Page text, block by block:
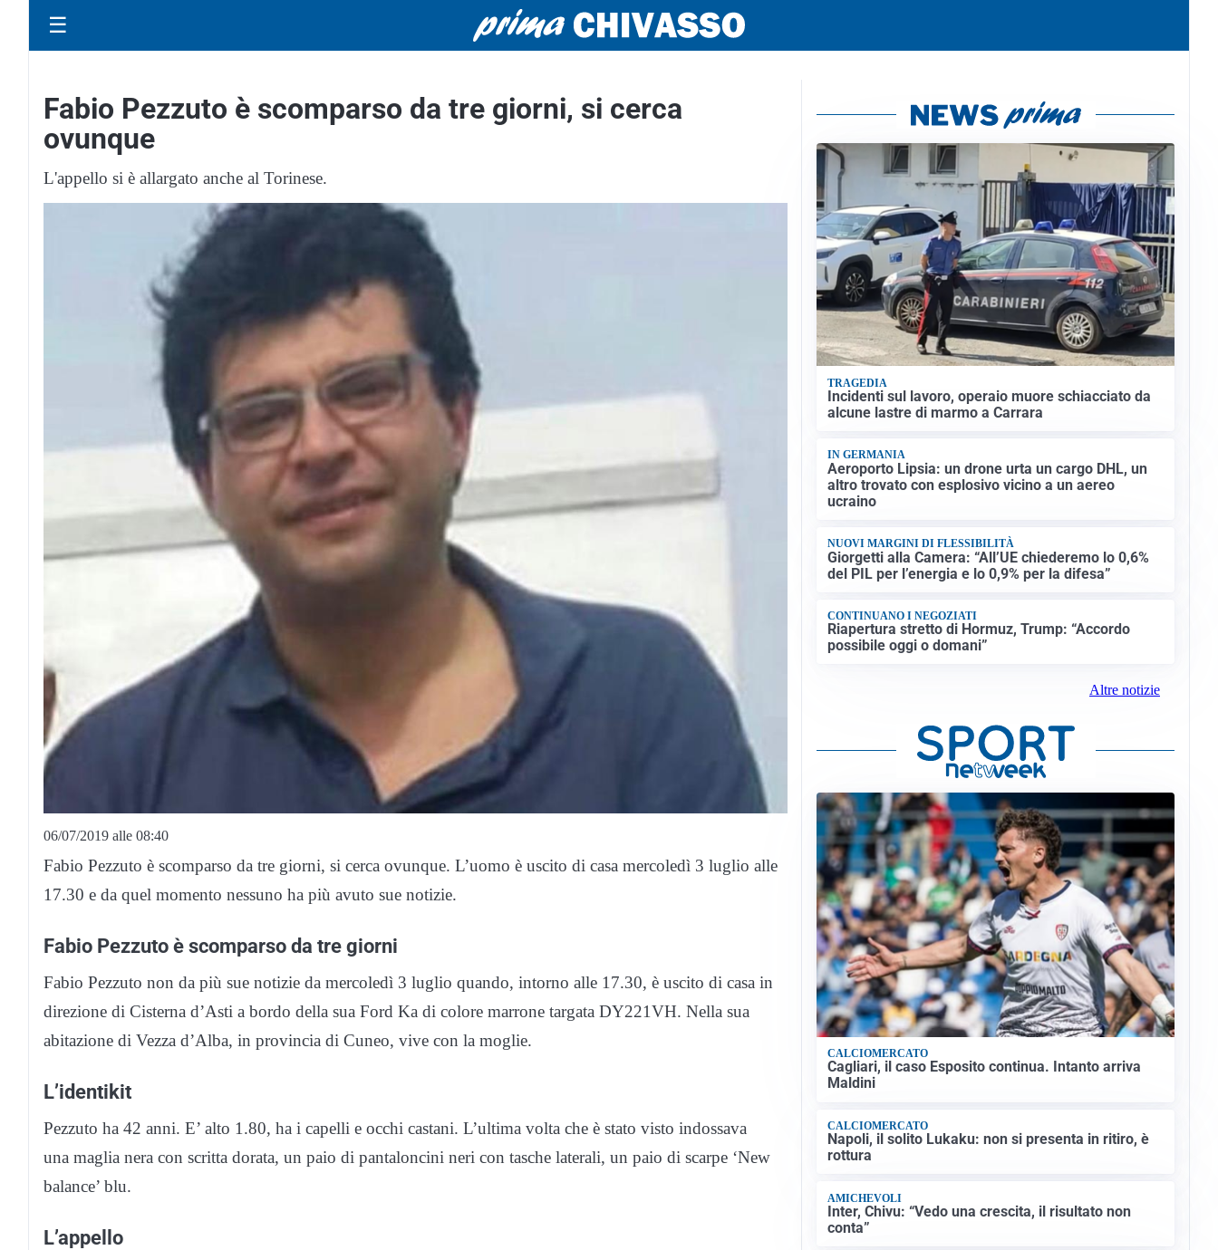
☰
Fabio Pezzuto è scomparso da tre giorni, si cerca
ovunque
L'appello si è allargato anche al Torinese.
06/07/2019 alle 08:40
Fabio Pezzuto è scomparso da tre giorni, si cerca ovunque. L’uomo è uscito di casa mercoledì 3 luglio alle
17.30 e da quel momento nessuno ha più avuto sue notizie.
Fabio Pezzuto è scomparso da tre giorni
Fabio Pezzuto non da più sue notizie da mercoledì 3 luglio quando, intorno alle 17.30, è uscito di casa in
direzione di Cisterna d’Asti a bordo della sua Ford Ka di colore marrone targata DY221VH. Nella sua
abitazione di Vezza d’Alba, in provincia di Cuneo, vive con la moglie.
L’identikit
Pezzuto ha 42 anni. E’ alto 1.80, ha i capelli e occhi castani. L’ultima volta che è stato visto indossava
una maglia nera con scritta dorata, un paio di pantaloncini neri con tasche laterali, un paio di scarpe ‘New
balance’ blu.
L’appello
TRAGEDIA
Incidenti sul lavoro, operaio muore schiacciato da
alcune lastre di marmo a Carrara
IN GERMANIA
Aeroporto Lipsia: un drone urta un cargo DHL, un
altro trovato con esplosivo vicino a un aereo
ucraino
NUOVI MARGINI DI FLESSIBILITÀ
Giorgetti alla Camera: “All’UE chiederemo lo 0,6%
del PIL per l’energia e lo 0,9% per la difesa”
CONTINUANO I NEGOZIATI
Riapertura stretto di Hormuz, Trump: “Accordo
possibile oggi o domani”
Altre notizie
CALCIOMERCATO
Cagliari, il caso Esposito continua. Intanto arriva
Maldini
CALCIOMERCATO
Napoli, il solito Lukaku: non si presenta in ritiro, è
rottura
AMICHEVOLI
Inter, Chivu: “Vedo una crescita, il risultato non
conta”